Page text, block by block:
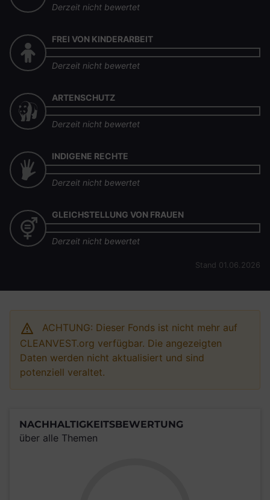
Derzeit nicht bewertet
FREI VON KINDERARBEIT
Derzeit nicht bewertet
ARTENSCHUTZ
Derzeit nicht bewertet
INDIGENE RECHTE
Derzeit nicht bewertet
GLEICHSTELLUNG VON FRAUEN
Derzeit nicht bewertet
Stand 01.06.2026
ACHTUNG: Dieser Fonds ist nicht mehr auf
CLEANVEST.org verfügbar. Die angezeigten
Daten werden nicht aktualisiert und sind
potenziell veraltet.
NACHHALTIGKEITSBEWERTUNG
über alle Themen